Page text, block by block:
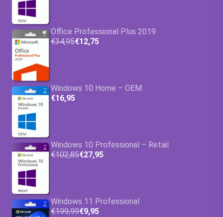
Office Professional Plus 2019
€34,95€12,75
Windows 10 Home – OEM
€16,95
Windows 10 Professional – Retail
€102,85€27,95
Windows 11 Professional
€199,99€9,95